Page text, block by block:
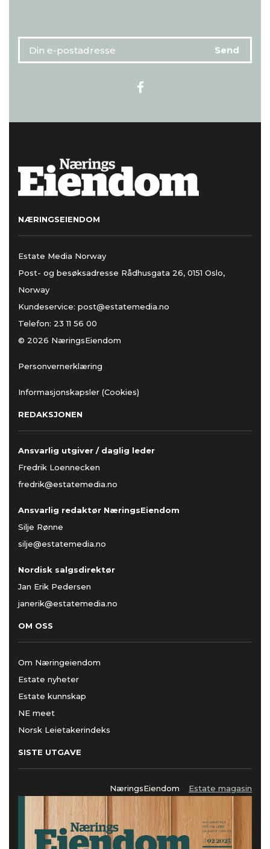
NÆRINGSEIENDOM
Estate Media Norway
Post- og besøksadresse Rådhusgata 26, 0151 Oslo,
Norway
Kundeservice: post@estatemedia.no
Telefon: 23 11 56 00
© 2026 NæringsEiendom
Personvernerklæring
Informasjonskapsler (Cookies)
REDAKSJONEN
Ansvarlig utgiver / daglig leder
Fredrik Loennecken
fredrik@estatemedia.no
Ansvarlig redaktør NæringsEiendom
Silje Rønne
silje@estatemedia.no
Nordisk salgsdirektør
Jan Erik Pedersen
janerik@estatemedia.no
OM OSS
Om Næringeiendom
Estate nyheter
Estate kunnskap
NE meet
Norsk Leietakerindeks
SISTE UTGAVE
NæringsEiendom Estate magasin